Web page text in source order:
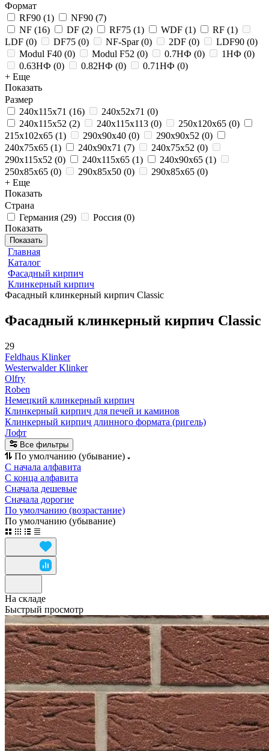
Формат
RF90 (1) NF90 (7)
NF (16) DF (2) RF75 (1) WDF (1) RF (1)
LDF (0) DF75 (0) NF-Spar(0) 2DF (0) LDF90 (0)
Modul F40 (0) Modul F52 (0) 0.7НФ (0) 1НФ (0)
0.63НФ (0) 0.82НФ (0) 0.71НФ (0)
+ Еще
Показать
Размер
240x115x71 (16) 240x52x71 (0)
240x115x52 (2) 240x115x113 (0) 250x120x65 (0)
215x102x65 (1) 290x90x40 (0) 290x90x52 (0)
240x75x65 (1) 240x90x71 (7) 240x75x52 (0)
290x115x52 (0) 240x115x65 (1) 240x90x65 (1)
250x85x65 (0) 290x85x50 (0) 290x85x65 (0)
+ Еще
Показать
Страна
Германия (29) Россия (0)
Показать
Показать
Главная
Каталог
Фасадный кирпич
Клинкерный кирпич
Фасадный клинкерный кирпич Classic
Фасадный клинкерный кирпич Classic
29
Feldhaus Klinker
Westerwalder Klinker
Olfry
Roben
Немецкий клинкерный кирпич
Клинкерный кирпич для печей и каминов
Клинкерный кирпич длинного формата (ригель)
Лофт
Все фильтры
По умолчанию (убывание)
С начала алфавита
С конца алфавита
Сначала дешевые
Сначала дорогие
По умолчанию (возрастание)
По умолчанию (убывание)
На складе
Быстрый просмотр